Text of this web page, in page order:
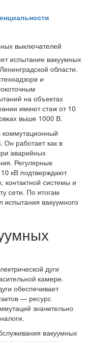
испытание вакуумных
области.
и
на объектах
имеют стаж от 10
выше 1000 В.
Он работает как в
аварийных
Регулярные
кВ подтверждают
контактной системы и
сети. По итогам
вакуумного
дуги
камере.
обеспечивает
— ресурс
значительно
вакуумных